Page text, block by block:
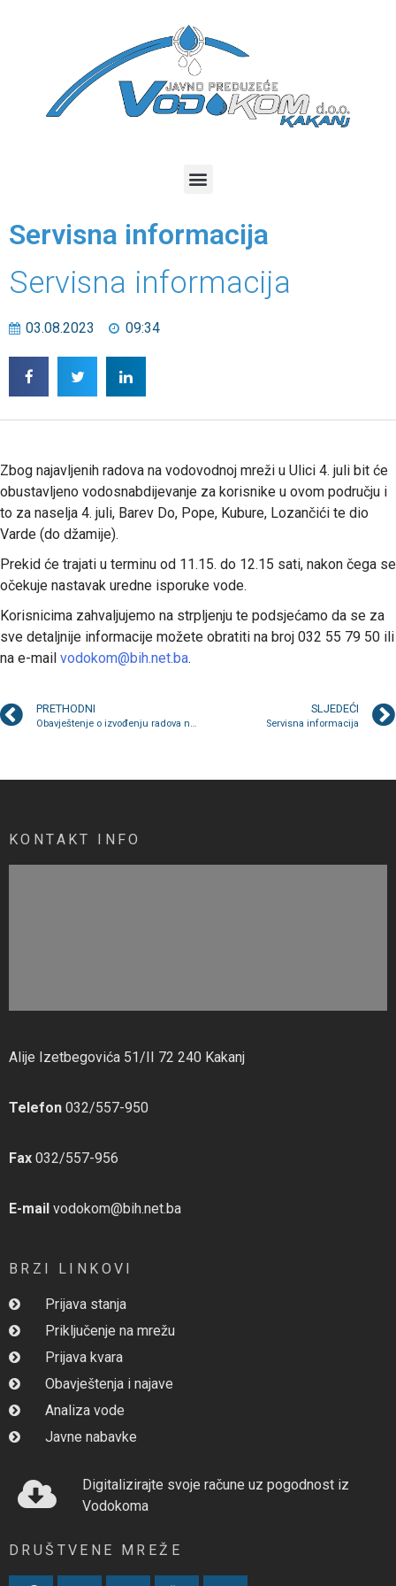
Servisna informacija
Servisna informacija
03.08.2023 09:34
Zbog najavljenih radova na vodovodnoj mreži u Ulici 4. juli bit će
obustavljeno vodosnabdijevanje za korisnike u ovom području i
to za naselja 4. juli, Barev Do, Pope, Kubure, Lozančići te dio
Varde (do džamije).
Prekid će trajati u terminu od 11.15. do 12.15 sati, nakon čega se
očekuje nastavak uredne isporuke vode.
Korisnicima zahvaljujemo na strpljenju te podsjećamo da se za
sve detaljnije informacije možete obratiti na broj 032 55 79 50 ili
na e-mail vodokom@bih.net.ba.
PRETHODNI
Obavještenje o izvođenju radova na vodovodnoj mreži u Ulici 4. juli
SLJEDEĆI
Servisna informacija
KONTAKT INFO
Alije Izetbegovića 51/II 72 240 Kakanj
Telefon 032/557-950
Fax 032/557-956
E-mail vodokom@bih.net.ba
BRZI LINKOVI
Prijava stanja
Priključenje na mrežu
Prijava kvara
Obavještenja i najave
Analiza vode
Javne nabavke
Digitalizirajte svoje račune uz pogodnost iz
Vodokoma
DRUŠTVENE MREŽE